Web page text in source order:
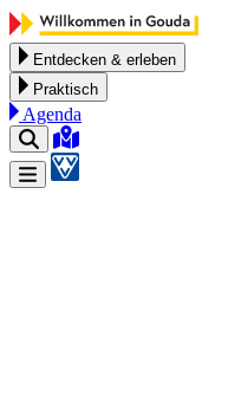
Zum Inhalt springen
Entdecken & erleben
Praktisch
Agenda